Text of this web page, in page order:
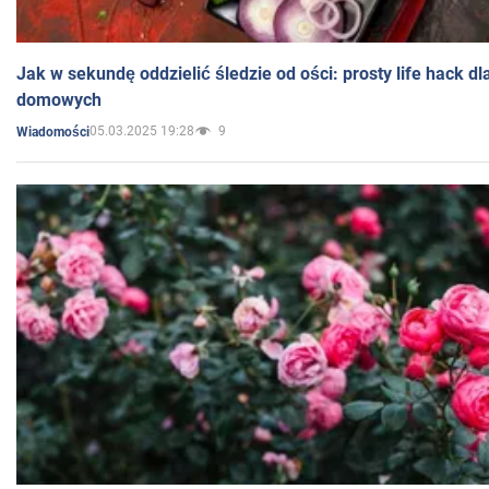
Jak w sekundę oddzielić śledzie od ości: prosty life hack
domowych
Wiadomości05.03.2025 19:28 9